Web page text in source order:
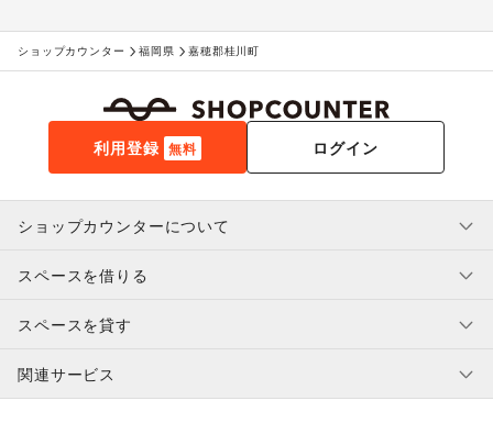
ショップカウンター 福岡県 嘉穂郡桂川町
利用登録 無料 ログイン
ショップカウンターについて
利用規約・ガイドライン
特定商取引法に基づく表示
補償プログラム
スペースを借りる
スペースを借りたい人へ
ユーザー利用規約
提携パートナー
スペースを貸す
スペースを貸したい方へ
オーナー利用規約
関連サービス